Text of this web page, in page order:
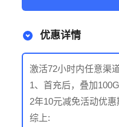
优惠详情
激活72小时内任意渠
1、首充后，叠加
2年10元减免活动优惠
综上: